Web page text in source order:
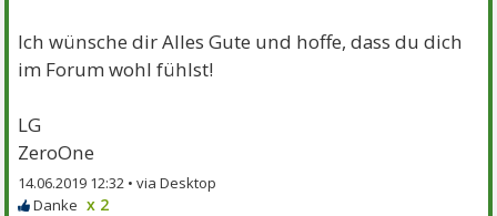
Ich wünsche dir Alles Gute und hoffe, dass du dich
im Forum wohl fühlst!
LG
ZeroOne
14.06.2019 12:32 •
x 2